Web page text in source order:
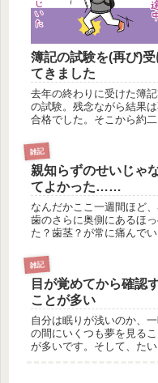
簿記の試験を(再び)受
てきました
去年の終わりに受けた簿記
の試験。残念ながら結果
合格でした。そこから約
記3級の試験を受けてきまし
た。果たして結果は… 前
は、あと3問ほど正解して
ば合格していたんじゃない
な、といった結果でした。
そ...
雑記
親知らずのせいじゃ
てよかった……
なんだかここ一週間ほど
歯のさらに奥側にあるほ
た？歯茎？が常に痛んで
と特定の箇所だけ痛みます
飲み物を飲むと傷んでいる
所にしみるし、よくなる
は一向にないし。位置的に
「もしかして親知らずが
になって...
雑記
目が覚めてから確認
ことが多い
自分は眠りが浅いのか、
の間にいくつも夢を見るこ
が多いです。そして、た